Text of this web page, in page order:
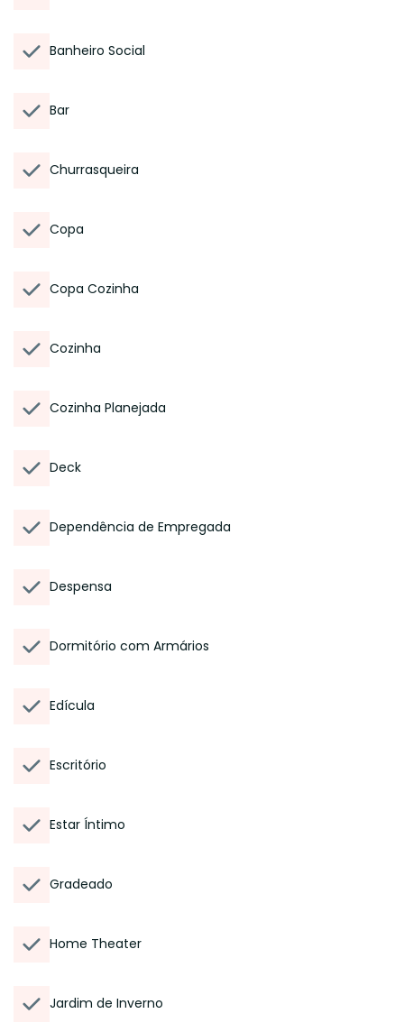
Banheiro Social
Bar
Churrasqueira
Copa
Copa Cozinha
Cozinha
Cozinha Planejada
Deck
Dependência de Empregada
Despensa
Dormitório com Armários
Edícula
Escritório
Estar Íntimo
Gradeado
Home Theater
Jardim de Inverno